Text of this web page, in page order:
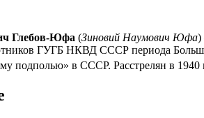
Глебов-Юфа (Зиновий Наумович Юфа)
ГУГБ НКВД СССР периода
подполью» в СССР. Расстрелян в